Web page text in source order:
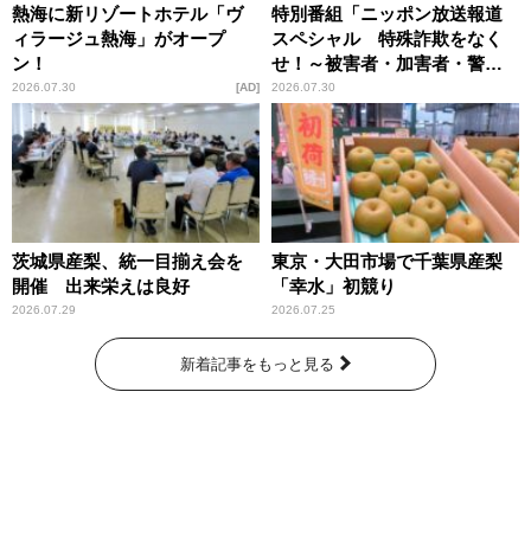
熱海に新リゾートホテル「ヴ
ィラージュ熱海」がオープ
ン！
2026.07.30 AD
特別番組「ニッポン放送報道
スペシャル 特殊詐欺をなく
せ！～被害者・加害者・警視
庁が語るトクリュウの実態
～」放送
2026.07.30
茨城県産梨、統一目揃え会を
開催 出来栄えは良好
2026.07.29
東京・大田市場で千葉県産梨
「幸水」初競り
2026.07.25
新着記事をもっと見る